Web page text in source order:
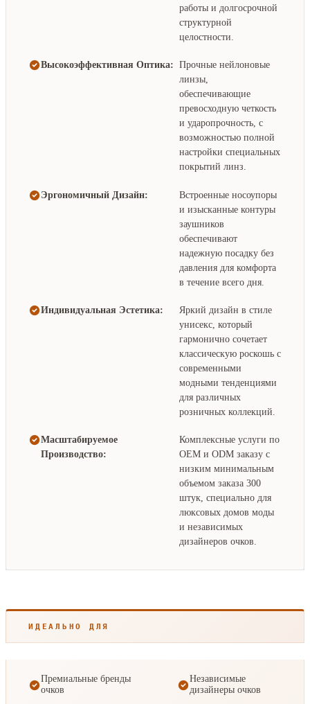
работы и долгосрочной
структурной
целостности.
Высокоэффективная Оптика: Прочные нейлоновые
линзы,
обеспечивающие
превосходную четкость
и ударопрочность, с
возможностью полной
настройки специальных
покрытий линз.
Эргономичный Дизайн:
Встроенные носоупоры
и изысканные контуры
заушников
обеспечивают
надежную посадку без
давления для комфорта
в течение всего дня.
Индивидуальная Эстетика:
Яркий дизайн в стиле
унисекс, который
гармонично сочетает
классическую роскошь с
современными
модными тенденциями
для различных
розничных коллекций.
Масштабируемое
Производство:
Комплексные услуги по
OEM и ODM заказу с
низким минимальным
объемом заказа 300
штук, специально для
люксовых домов моды
и независимых
дизайнеров очков.
ИДЕАЛЬНО ДЛЯ
Премиальные бренды
очков
Независимые
дизайнеры очков